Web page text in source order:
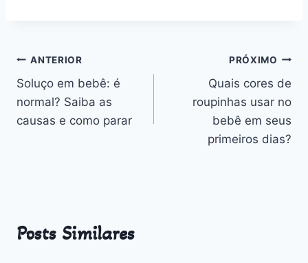
Navegação
de
Post
ANTERIOR
Soluço em bebê: é
normal? Saiba as
causas e como parar
PRÓXIMO
Quais cores de
roupinhas usar no
bebê em seus
primeiros dias?
Posts Similares